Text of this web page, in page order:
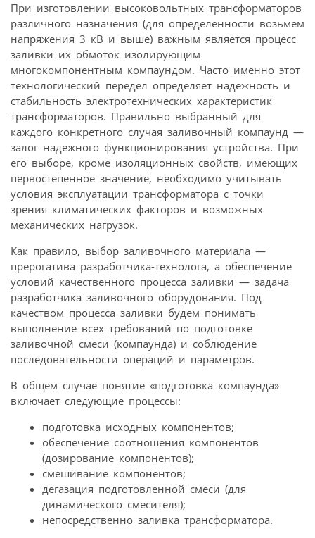
При изготовлении высоковольтных трансформаторов
различного назначения (для определенности возьмем
напряжения 3 кВ и выше) важным является процесс
заливки их обмоток изолирующим
многокомпонентным компаундом. Часто именно этот
технологический передел определяет надежность и
стабильность электротехнических характеристик
трансформаторов. Правильно выбранный для
каждого конкретного случая заливочный компаунд —
залог надежного функционирования устройства. При
его выборе, кроме изоляционных свойств, имеющих
первостепенное значение, необходимо учитывать
условия эксплуатации трансформатора с точки
зрения климатических факторов и возможных
механических нагрузок.
Как правило, выбор заливочного материала —
прерогатива разработчика-технолога, а обеспечение
условий качественного процесса заливки — задача
разработчика заливочного оборудования. Под
качеством процесса заливки будем понимать
выполнение всех требований по подготовке
заливочной смеси (компаунда) и соблюдение
последовательности операций и параметров.
В общем случае понятие «подготовка компаунда»
включает следующие процессы:
подготовка исходных компонентов;
обеспечение соотношения компонентов
(дозирование компонентов);
смешивание компонентов;
дегазация подготовленной смеси (для
динамического смесителя);
непосредственно заливка трансформатора.